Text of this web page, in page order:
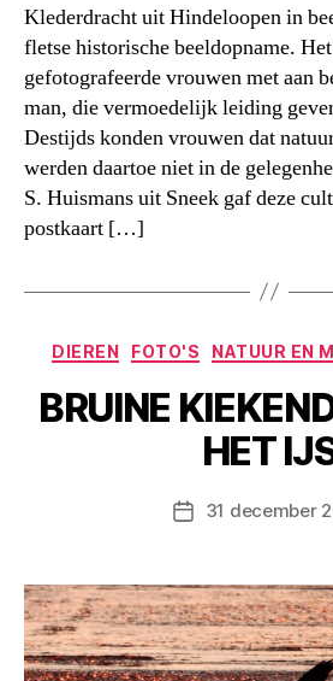
Klederdracht uit Hindeloopen in
fletse historische beeldopname.
gefotografeerde vrouwen met aan
man, die vermoedelijk leiding
Destijds konden vrouwen dat
werden daartoe niet in de
S. Huismans uit Sneek gaf deze
postkaart […]
DIEREN FOTO'S NATUUR EN
BRUINE
HET
Berichtdatum
31 december